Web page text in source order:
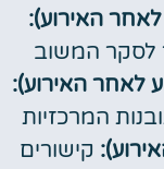
לסקר המשוב
המרכזיות
קישורים